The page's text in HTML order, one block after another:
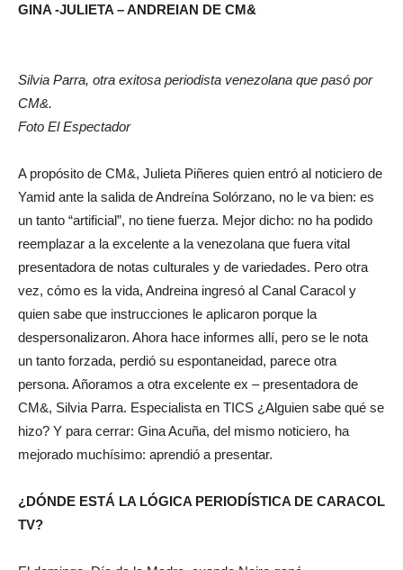
GINA -JULIETA – ANDREIAN DE CM&
Silvia Parra, otra exitosa periodista venezolana que pasó por
CM&.
Foto El Espectador
A propósito de CM&, Julieta Piñeres quien entró al noticiero de
Yamid ante la salida de Andreína Solórzano, no le va bien: es
un tanto “artificial”, no tiene fuerza. Mejor dicho: no ha podido
reemplazar a la excelente a la venezolana que fuera vital
presentadora de notas culturales y de variedades. Pero otra
vez, cómo es la vida, Andreina ingresó al Canal Caracol y
quien sabe que instrucciones le aplicaron porque la
despersonalizaron. Ahora hace informes allí, pero se le nota
un tanto forzada, perdió su espontaneidad, parece otra
persona. Añoramos a otra excelente ex – presentadora de
CM&, Silvia Parra. Especialista en TICS ¿Alguien sabe qué se
hizo? Y para cerrar: Gina Acuña, del mismo noticiero, ha
mejorado muchísimo: aprendió a presentar.
¿DÓNDE ESTÁ LA LÓGICA PERIODÍSTICA DE CARACOL
TV?